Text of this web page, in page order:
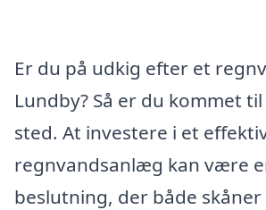
Er du på udkig efter et
Lundby? Så er du kommet
sted. At investere i et
regnvandsanlæg kan være
beslutning, der både